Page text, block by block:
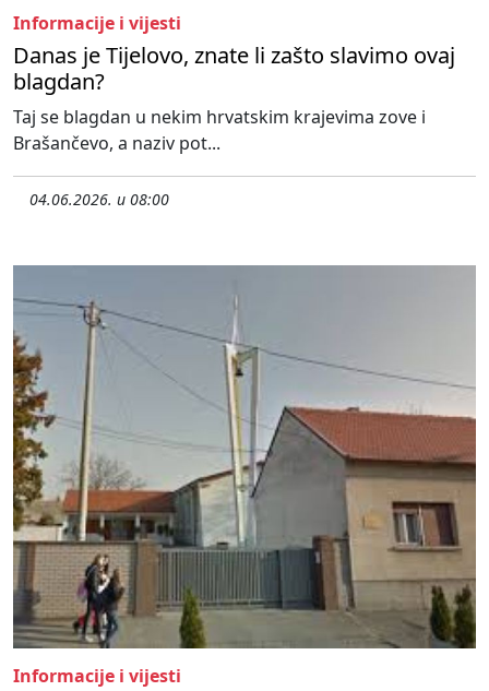
Informacije i vijesti
Danas je Tijelovo, znate li zašto slavimo ovaj
blagdan?
Taj se blagdan u nekim hrvatskim krajevima zove i
Brašančevo, a naziv pot...
04.06.2026. u 08:00
Informacije i vijesti